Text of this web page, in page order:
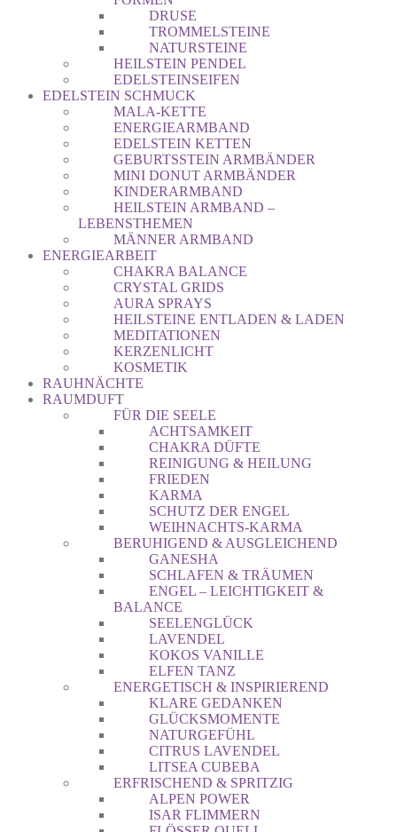
DRUSE
TROMMELSTEINE
NATURSTEINE
HEILSTEIN PENDEL
EDELSTEINSEIFEN
EDELSTEIN SCHMUCK
MALA-KETTE
ENERGIEARMBAND
EDELSTEIN KETTEN
GEBURTSSTEIN ARMBÄNDER
MINI DONUT ARMBÄNDER
KINDERARMBAND
HEILSTEIN ARMBAND –
LEBENSTHEMEN
MÄNNER ARMBAND
ENERGIEARBEIT
CHAKRA BALANCE
CRYSTAL GRIDS
AURA SPRAYS
HEILSTEINE ENTLADEN & LADEN
MEDITATIONEN
KERZENLICHT
KOSMETIK
RAUHNÄCHTE
RAUMDUFT
FÜR DIE SEELE
ACHTSAMKEIT
CHAKRA DÜFTE
REINIGUNG & HEILUNG
FRIEDEN
KARMA
SCHUTZ DER ENGEL
WEIHNACHTS-KARMA
BERUHIGEND & AUSGLEICHEND
GANESHA
SCHLAFEN & TRÄUMEN
ENGEL – LEICHTIGKEIT &
BALANCE
SEELENGLÜCK
LAVENDEL
KOKOS VANILLE
ELFEN TANZ
ENERGETISCH & INSPIRIEREND
KLARE GEDANKEN
GLÜCKSMOMENTE
NATURGEFÜHL
CITRUS LAVENDEL
LITSEA CUBEBA
ERFRISCHEND & SPRITZIG
ALPEN POWER
ISAR FLIMMERN